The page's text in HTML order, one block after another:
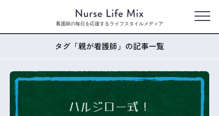
看護師の毎日を応援するライフスタイルメディア
タグ「親が看護師」の記事一覧